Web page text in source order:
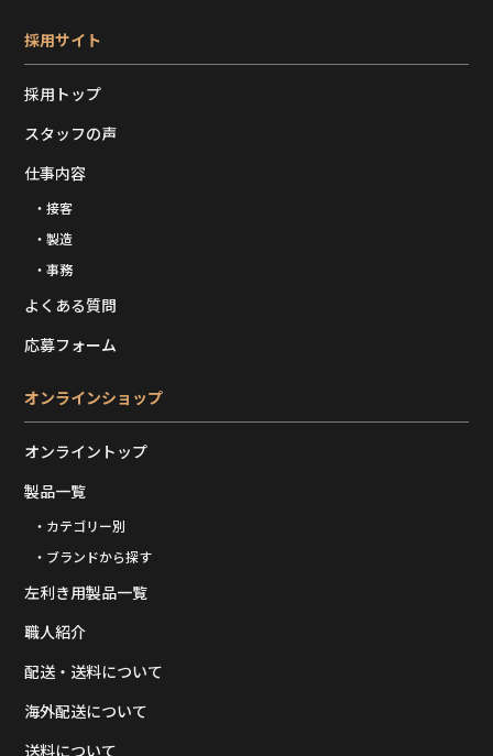
採用サイト
採用トップ
スタッフの声
仕事内容
・接客
・製造
・事務
よくある質問
応募フォーム
オンラインショップ
オンライントップ
製品一覧
・カテゴリー別
・ブランドから探す
左利き用製品一覧
職人紹介
配送・送料について
海外配送について
送料について